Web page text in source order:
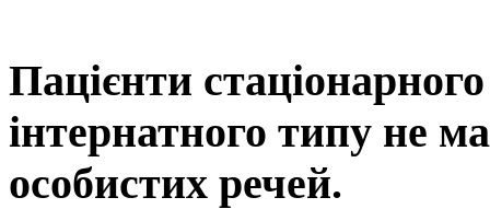
Пацієнти
інтернатного типу не
особистих речей.